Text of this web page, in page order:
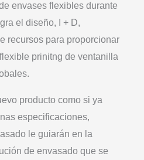
envases flexibles durante
el diseño, I + D,
recursos para proporcionar
prinitng de ventanilla
producto como si ya
especificaciones,
le guiarán en la
de envasado que se